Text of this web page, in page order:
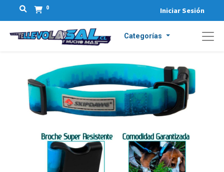
0 Iniciar Sesión
Categorías